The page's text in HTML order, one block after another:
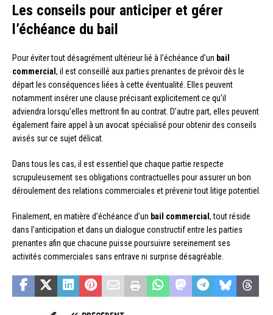
Les conseils pour anticiper et gérer
l’échéance du bail
Pour éviter tout désagrément ultérieur lié à l’échéance d’un bail
commercial , il est conseillé aux parties prenantes de prévoir dès le
départ les conséquences liées à cette éventualité. Elles peuvent
notamment insérer une clause précisant explicitement ce qu’il
adviendra lorsqu’elles mettront fin au contrat. D’autre part, elles peuvent
également faire appel à un avocat spécialisé pour obtenir des conseils
avisés sur ce sujet délicat.
Dans tous les cas, il est essentiel que chaque partie respecte
scrupuleusement ses obligations contractuelles pour assurer un bon
déroulement des relations commerciales et prévenir tout litige potentiel.
Finalement, en matière d’échéance d’un bail commercial , tout réside
dans l’anticipation et dans un dialogue constructif entre les parties
prenantes afin que chacune puisse poursuivre sereinement ses
activités commerciales sans entrave ni surprise désagréable.